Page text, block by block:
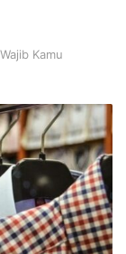
Kamu